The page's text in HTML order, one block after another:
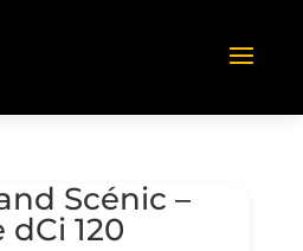
Scénic –
120